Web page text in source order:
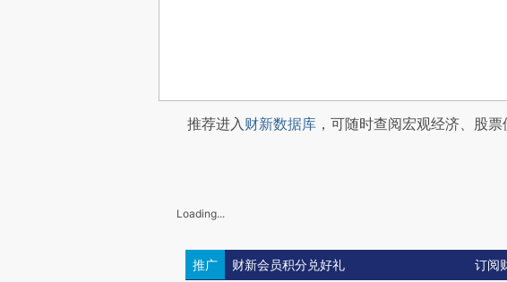
推荐进入财新数据库 ，可随时查阅宏观经济、股
Loading...
推广 财新会员积分兑好礼 订阅